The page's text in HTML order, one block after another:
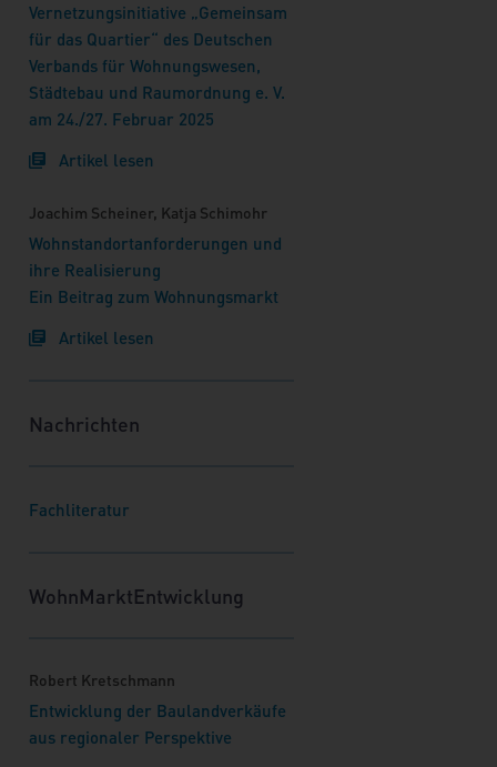
Vernetzungsinitiative „Gemeinsam
für das Quartier“ des Deutschen
Verbands für Wohnungswesen,
Städtebau und Raumordnung e. V.
am 24./27. Februar 2025
Artikel lesen
Joachim Scheiner, Katja Schimohr
Wohnstandortanforderungen und
ihre Realisierung
Ein Beitrag zum Wohnungsmarkt
Artikel lesen
Nachrichten
Fachliteratur
WohnMarktEntwicklung
Robert Kretschmann
Entwicklung der Baulandverkäufe
aus regionaler Perspektive